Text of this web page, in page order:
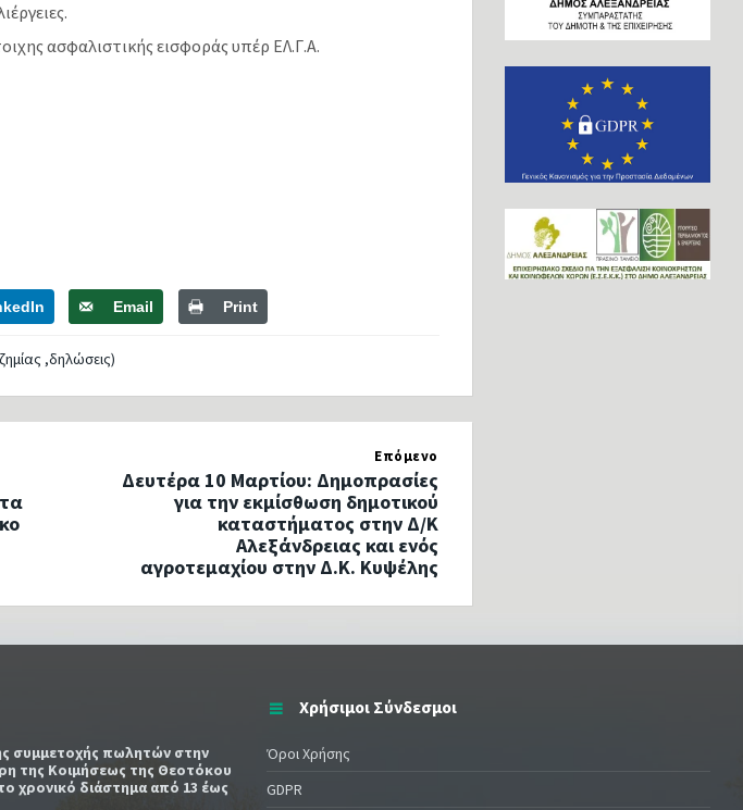
ασφαλιστικής εισφοράς υπέρ ΕΛ.Γ.Α.
Email Print
,δηλώσεις)
Επόμενο
Δευτέρα 10 Μαρτίου: Δημοπρασίες
για την εκμίσθωση δημοτικού
καταστήματος στην Δ/Κ
Αλεξάνδρειας και ενός
αγροτεμαχίου στην Δ.Κ. Κυψέλης
συμμετοχής πωλητών στην
της Κοιμήσεως της Θεοτόκου
χρονικό διάστημα από 13 έως
Χρήσιμοι Σύνδεσμοι
Όροι Χρήσης
GDPR